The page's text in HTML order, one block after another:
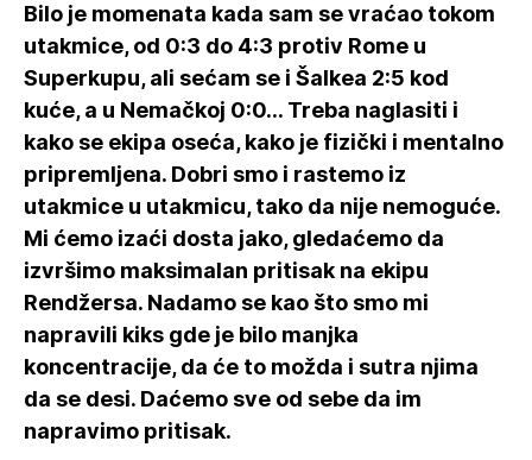
Bilo je momenata kada sam se vraćao tokom
utakmice, od 0:3 do 4:3 protiv Rome u
Superkupu, ali sećam se i Šalkea 2:5 kod
kuće, a u Nemačkoj 0:0... Treba naglasiti i
kako se ekipa oseća, kako je fizički i mentalno
pripremljena. Dobri smo i rastemo iz
utakmice u utakmicu, tako da nije nemoguće.
Mi ćemo izaći dosta jako, gledaćemo da
izvršimo maksimalan pritisak na ekipu
Rendžersa. Nadamo se kao što smo mi
napravili kiks gde je bilo manjka
koncentracije, da će to možda i sutra njima
da se desi. Daćemo sve od sebe da im
napravimo pritisak.